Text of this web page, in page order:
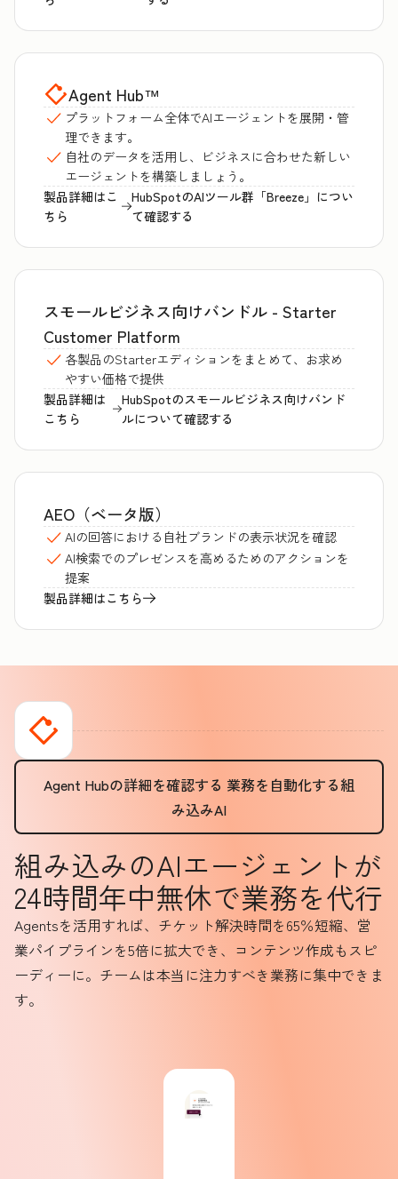
Agent Hub™
プラットフォーム全体でAIエージェントを展開・管
理できます。
自社のデータを活用し、ビジネスに合わせた新しい
エージェントを構築しましょう。
製品詳細はこ
ちら
HubSpotのAIツール群「Breeze」につい
て確認する
スモールビジネス向けバンドル - Starter
Customer Platform
各製品のStarterエディションをまとめて、お求め
やすい価格で提供
製品詳細は
こちら
HubSpotのスモールビジネス向けバンド
ルについて確認する
AEO（ベータ版）
AIの回答における自社ブランドの表示状況を確認
AI検索でのプレゼンスを高めるためのアクションを
提案
製品詳細はこちら
Agent Hubの詳細を確認する 業務を自動化する組
み込みAI
組み込みのAIエージェントが
24時間年中無休で業務を代行
Agentsを活用すれば、チケット解決時間を65％短縮、営
業パイプラインを5倍に拡大でき、コンテンツ作成もスピ
ーディーに。チームは本当に注力すべき業務に集中できま
す。